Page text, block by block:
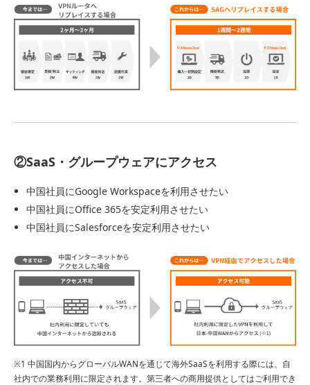
②SaaS・グループウェアにアクセス
中国社員にGoogle Workspaceを利用させたい
中国社員にOffice 365を安定利用させたい
中国社員にSalesforceを安定利用させたい
※1 中国国内からグローバルWANを通じて海外SaaSを利用する際には、自
社内での業務利用に限定されます。第三者への商用提供としてはご利用でき